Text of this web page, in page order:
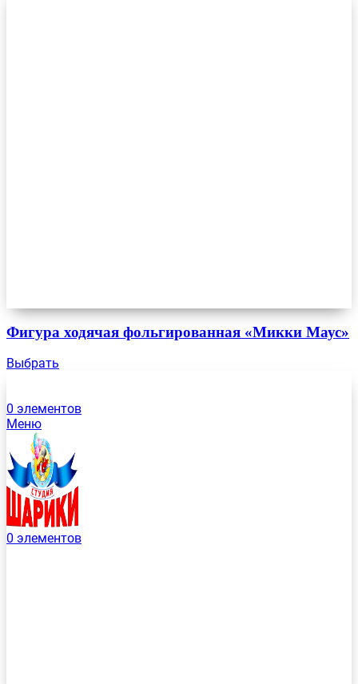
0 элементов
Меню
0 элементов
Фигура ходячая фольгированная «Микки Маус»
Выбрать